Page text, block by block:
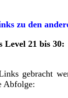
zu den
Level 21 bis 30:
gebracht
Abfolge: